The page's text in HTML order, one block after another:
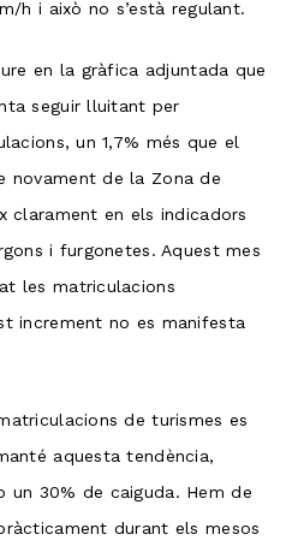
h i això no s’està regulant.
en la gràfica adjuntada que
seguir lluitant per
un 1,7% més que el
novament de la Zona de
clarament en els indicadors
i furgonetes. Aquest mes
les matriculacions
increment no es manifesta
de turismes es
aquesta tendència,
un 30% de caiguda. Hem de
durant els mesos